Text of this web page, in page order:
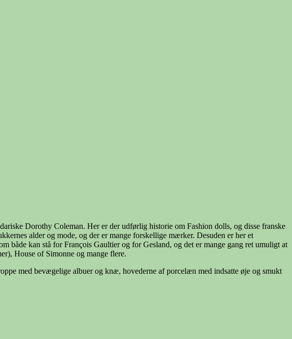
Dorothy Coleman. Her er der udførlig historie om Fashion dolls, og disse franske
alder og mode, og der er mange forskellige mærker. Desuden er her et
kan stå for François Gaultier og for Gesland, og det er mange gang ret umuligt at
House of Simonne og mange flere.
med bevægelige albuer og knæ, hovederne af porcelæn med indsatte øje og smukt